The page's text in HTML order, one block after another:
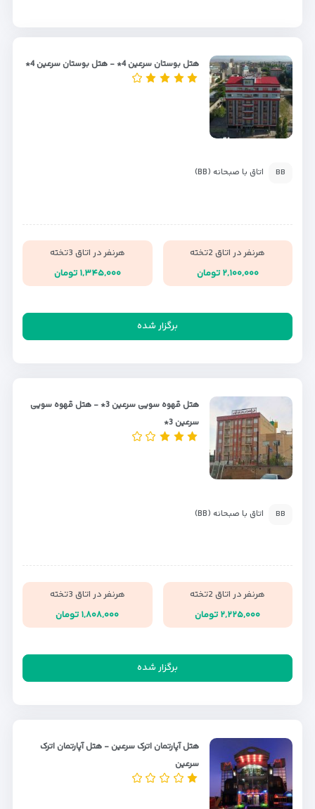
هتل بوستان سرعین 4* - هتل بوستان سرعین 4*
BB اتاق با صبحانه (BB)
هرنفر در اتاق 2تخته
۲,۱۰۰,۰۰۰ تومان
هرنفر در اتاق 3تخته
۱,۳۴۵,۰۰۰ تومان
برگزار شده
هتل قهوه سویی سرعین 3* - هتل قهوه سویی
سرعین 3*
BB اتاق با صبحانه (BB)
هرنفر در اتاق 2تخته
۲,۲۲۵,۰۰۰ تومان
هرنفر در اتاق 3تخته
۱,۸۰۸,۰۰۰ تومان
برگزار شده
هتل آپارتمان اترک سرعین - هتل آپارتمان اترک
سرعین